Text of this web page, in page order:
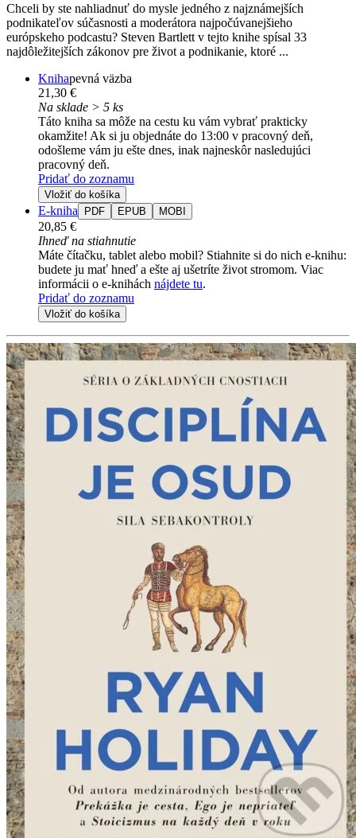
Chceli by ste nahliadnuť do mysle jedného z najznámejších
podnikateľov súčasnosti a moderátora najpočúvanejšieho
európskeho podcastu? Steven Bartlett v tejto knihe spísal 33
najdôležitejších zákonov pre život a podnikanie, ktoré ...
Knihapevná väzba
21,30 €
Na sklade > 5 ks
Táto kniha sa môže na cestu ku vám vybrať prakticky
okamžite! Ak si ju objednáte do 13:00 v pracovný deň,
odošleme vám ju ešte dnes, inak najneskôr nasledujúci
pracovný deň.
Pridať do zoznamu
Vložiť do košíka
E-kniha PDF EPUB MOBI
20,85 €
Ihneď na stiahnutie
Máte čítačku, tablet alebo mobil? Stiahnite si do nich e-knihu:
budete ju mať hneď a ešte aj ušetríte život stromom. Viac
informácii o e-knihách nájdete tu.
Pridať do zoznamu
Vložiť do košíka